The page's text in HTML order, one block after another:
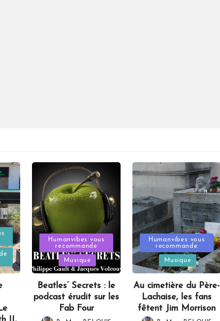
Posted
in
Humanvibes vous
recommande
Musique
Beatles’ Secrets : le
podcast érudit sur les
Fab Four
Posted
in
Humanvibes vous
recommande
Musique
Au cimetière du Père-
Lachaise, les fans
fêtent Jim Morrison